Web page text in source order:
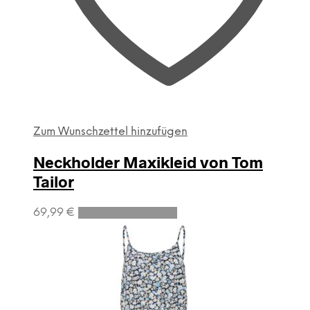
Zum Wunschzettel hinzufügen
Neckholder Maxikleid von Tom
Tailor
69,99 €
Dieses
Produkt
weist
mehrere
Varianten
auf.
Die
Optionen